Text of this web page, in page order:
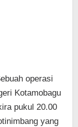
operasi
Kotamobagu
pukul 20.00
yang